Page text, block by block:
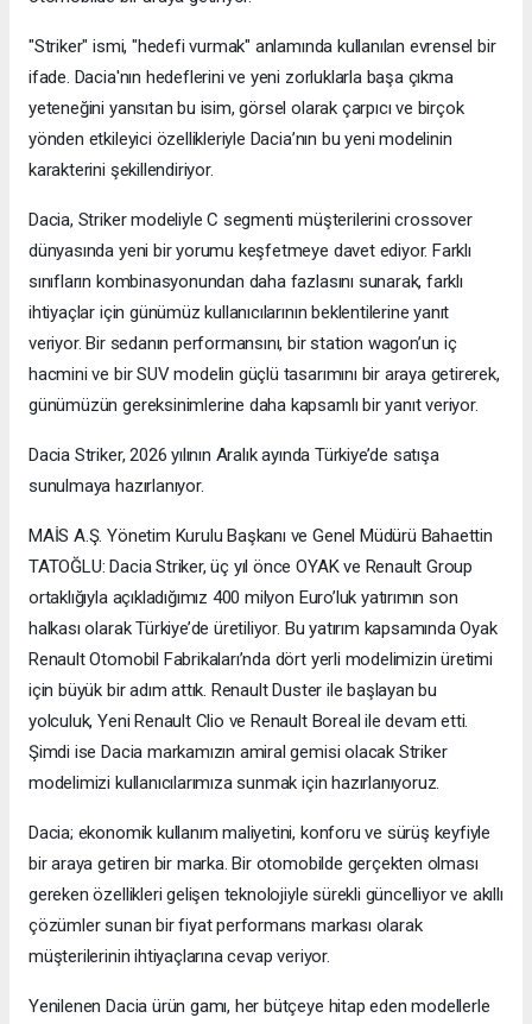
"Striker" ismi, "hedefi vurmak" anlamında kullanılan evrensel bir
ifade. Dacia'nın hedeflerini ve yeni zorluklarla başa çıkma
yeteneğini yansıtan bu isim, görsel olarak çarpıcı ve birçok
yönden etkileyici özellikleriyle Dacia’nın bu yeni modelinin
karakterini şekillendiriyor.
Dacia, Striker modeliyle C segmenti müşterilerini crossover
dünyasında yeni bir yorumu keşfetmeye davet ediyor. Farklı
sınıfların kombinasyonundan daha fazlasını sunarak, farklı
ihtiyaçlar için günümüz kullanıcılarının beklentilerine yanıt
veriyor. Bir sedanın performansını, bir station wagon’un iç
hacmini ve bir SUV modelin güçlü tasarımını bir araya getirerek,
günümüzün gereksinimlerine daha kapsamlı bir yanıt veriyor.
Dacia Striker, 2026 yılının Aralık ayında Türkiye’de satışa
sunulmaya hazırlanıyor.
MAİS A.Ş. Yönetim Kurulu Başkanı ve Genel Müdürü Bahaettin
TATOĞLU: Dacia Striker, üç yıl önce OYAK ve Renault Group
ortaklığıyla açıkladığımız 400 milyon Euro’luk yatırımın son
halkası olarak Türkiye’de üretiliyor. Bu yatırım kapsamında Oyak
Renault Otomobil Fabrikaları’nda dört yerli modelimizin üretimi
için büyük bir adım attık. Renault Duster ile başlayan bu
yolculuk, Yeni Renault Clio ve Renault Boreal ile devam etti.
Şimdi ise Dacia markamızın amiral gemisi olacak Striker
modelimizi kullanıcılarımıza sunmak için hazırlanıyoruz.
Dacia; ekonomik kullanım maliyetini, konforu ve sürüş keyfiyle
bir araya getiren bir marka. Bir otomobilde gerçekten olması
gereken özellikleri gelişen teknolojiyle sürekli güncelliyor ve akıllı
çözümler sunan bir fiyat performans markası olarak
müşterilerinin ihtiyaçlarına cevap veriyor.
Yenilenen Dacia ürün gamı, her bütçeye hitap eden modellerle